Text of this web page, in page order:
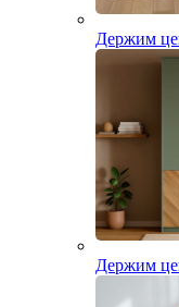
Держим
Держим